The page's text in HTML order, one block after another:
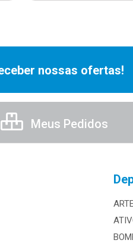
nossas ofertas!
Meus Pedidos